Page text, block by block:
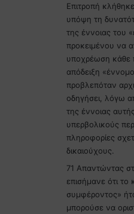
Επιτροπή κλήθηκε
υπόψη τη
της έννοιας του
προκειμένου να
υποχρέωση κάθε
απόδειξη
προβλεπόταν
οδηγήσει, λόγω
της έννοιας
υπερβολικούς
πληροφορίες
δικαιούχους.
71 Απαντώντας
επισήμανε ότι το
συμφέροντος»
μπορούσε να